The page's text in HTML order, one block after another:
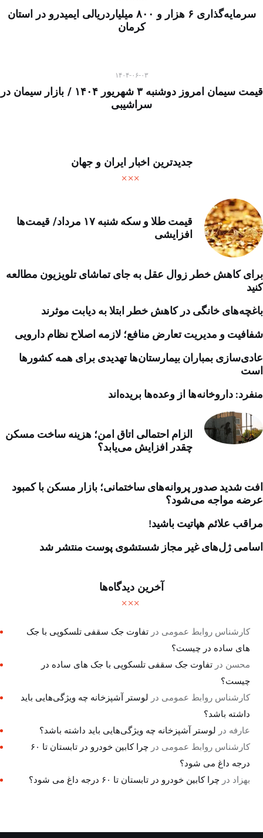
سرمایه‌گذاری ۶ هزار و ۸۰۰ میلیاردریالی ایمیدرو در استان
کرمان
۱۴۰۴-۰۶-۰۳
قیمت سیمان امروز دوشنبه ۳ شهریور ۱۴۰۴ / بازار سیمان در
سراشیبی
جدیدترین اخبار ایران و جهان
قیمت طلا و سکه شنبه ۱۷ مرداد/ قیمت‌ها
افزایشی
برای کاهش خطر زوال عقل به جای تماشای تلویزیون مطالعه
کنید
باغچه‌های خانگی در کاهش خطر ابتلا به دیابت موثرند
شفافیت و مدیریت تعارض منافع؛ لازمه اصلاح نظام دارویی
عادی‌سازی بمباران بیمارستان‌ها تهدیدی برای همه کشورها
است
منفرد: داروخانه‌ها از وعده‌ها بریده‌اند
الزام احتمالی اتاق امن؛ هزینه ساخت مسکن
چقدر افزایش می‌یابد؟
افت شدید صدور پروانه‌های ساختمانی؛ بازار مسکن با کمبود
عرضه مواجه می‌شود؟
مراقب علائم هپاتیت باشید!
اسامی ژل‌های غیر مجاز شستشوی پوست منتشر شد
آخرین دیدگاه‌ها
کارشناس روابط عمومی درتفاوت جک سقفی تلسکوپی با جک
های ساده در چیست؟
محسن درتفاوت جک سقفی تلسکوپی با جک های ساده در
چیست؟
کارشناس روابط عمومی در لوستر آشپزخانه چه ویژگی‌هایی باید
داشته باشد؟
عارفه در لوستر آشپزخانه چه ویژگی‌هایی باید داشته باشد؟
کارشناس روابط عمومی در
چرا کابین خودرو در تابستان تا ۶۰
درجه داغ می شود؟
بهزاد درچرا کابین خودرو در تابستان تا ۶۰ درجه داغ می شود؟